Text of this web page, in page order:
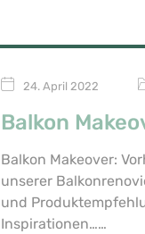
24. April 2022
Balkon
Balkon Makeover:
unserer
und
Inspirationen…